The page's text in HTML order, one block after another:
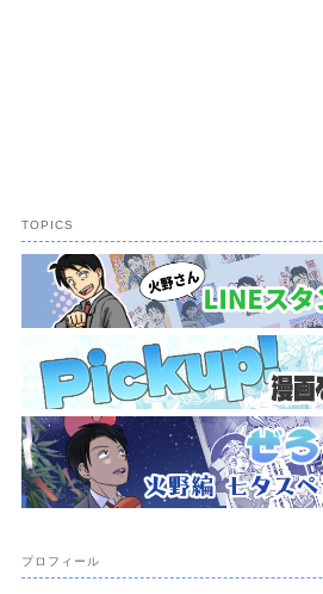
TOPICS
プロフィール